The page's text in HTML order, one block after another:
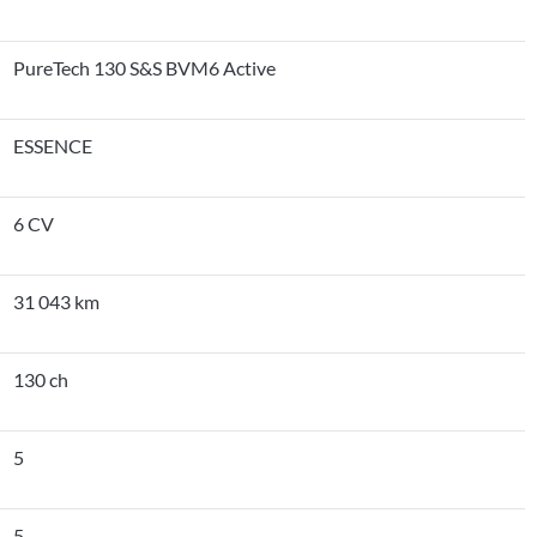
PureTech 130 S&S BVM6 Active
ESSENCE
6 CV
31 043 km
130 ch
5